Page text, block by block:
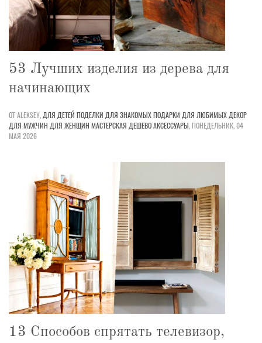
53 Лучших изделия из дерева для
начинающих
ОТ ALEKSEY, ДЛЯ ДЕТЕЙ ПОДЕЛКИ ДЛЯ ЗНАКОМЫХПОДАРКИ ДЛЯ ЛЮБИМЫХ ДЕКОР
ДЛЯ МУЖЧИН ДЛЯ ЖЕНЩИН МАСТЕРСКАЯ ДЕШЕВОАКСЕССУАРЫ,ПОНЕДЕЛЬНИК, 04
МАЯ 2026
13 Способов спрятать телевизор,